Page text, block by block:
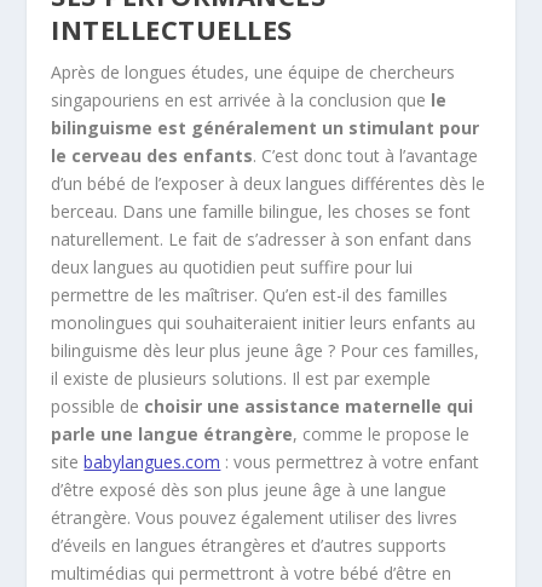
INTELLECTUELLES
Après de longues études, une équipe de chercheurs
singapouriens en est arrivée à la conclusion que le
bilinguisme est généralement un stimulant pour
le cerveau des enfants. C’est donc tout à l’avantage
d’un bébé de l’exposer à deux langues différentes dès le
berceau. Dans une famille bilingue, les choses se font
naturellement. Le fait de s’adresser à son enfant dans
deux langues au quotidien peut suffire pour lui
permettre de les maîtriser. Qu’en est-il des familles
monolingues qui souhaiteraient initier leurs enfants au
bilinguisme dès leur plus jeune âge ? Pour ces familles,
il existe de plusieurs solutions. Il est par exemple
possible de choisir une assistance maternelle qui
parle une langue étrangère, comme le propose le
sitebabylangues.com : vous permettrez à votre enfant
d’être exposé dès son plus jeune âge à une langue
étrangère. Vous pouvez également utiliser des livres
d’éveils en langues étrangères et d’autres supports
multimédias qui permettront à votre bébé d’être en